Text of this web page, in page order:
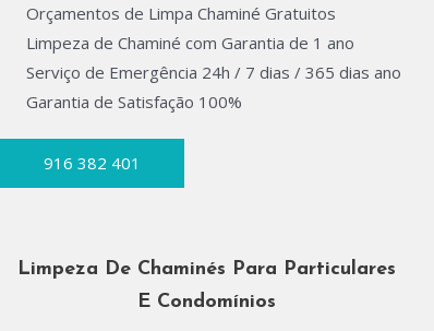
Orçamentos de Limpa Chaminé Gratuitos
Limpeza de Chaminé com Garantia de 1 ano
Serviço de Emergência 24h / 7 dias / 365 dias ano
Garantia de Satisfação 100%
916 382 401
Limpeza De Chaminés Para Particulares
E Condomínios